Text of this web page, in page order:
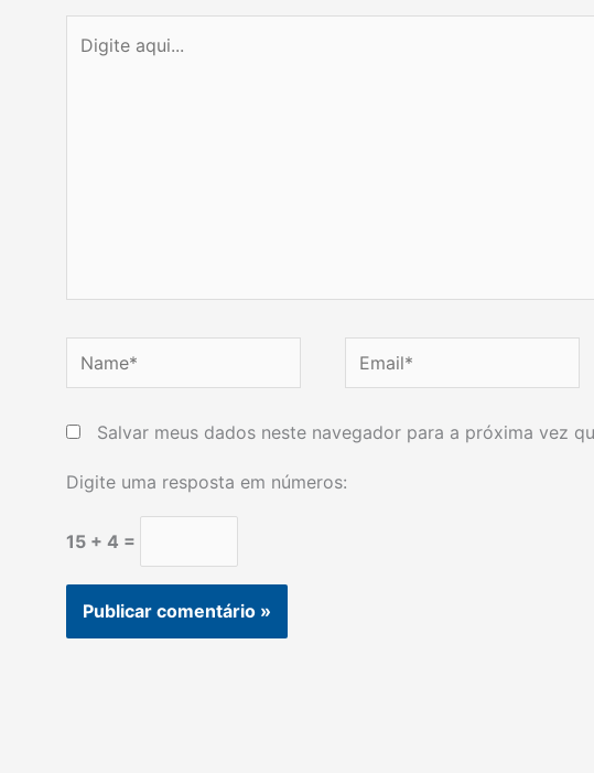
aqui...
Name* Email*
Salvar meus dados neste navegador para a próxima vez
Digite uma resposta em números:
15 + 4 =